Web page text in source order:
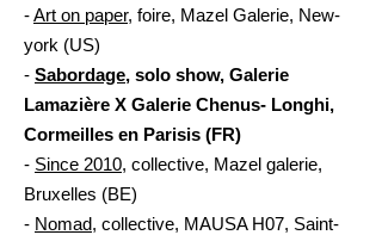
-Art on paper, foire, Mazel Galerie, New-
york (US)
- Sabordage, solo show, Galerie
Lamazière X Galerie Chenus- Longhi,
Cormeilles en Parisis (FR)
- Since 2010, collective, Mazel galerie,
Bruxelles (BE)
- Nomad, collective, MAUSA H07, Saint-